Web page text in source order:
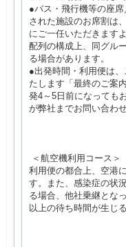
●バス・飛行機等の座
された施設のお席割は
にご一任いただきます
配列の構成上、同グル
る場合があります。
●出発時間・利用便は
たします「最終のご案
発4～5日前になっても
が弊社までお問い合わ
＜航空機利用コース＞
利用便の都合上、空港
す。また、感染症の状
る場合、他社乗継とな
以上の待ち時間が生じ